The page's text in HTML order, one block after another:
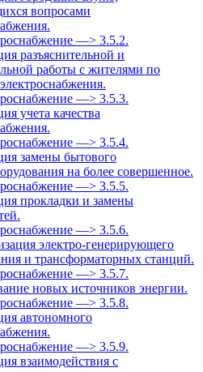
вопросами
—> 3.5.2.
разъяснительной и
работы с жителями по
—> 3.5.3.
учета качества
—> 3.5.4.
замены бытового
на более совершенное.
—> 3.5.5.
прокладки и замены
—> 3.5.6.
электро-генерирующего
и трансформаторных станций.
—> 3.5.7.
новых источников энергии.
—> 3.5.8.
автономного
—> 3.5.9.
взаимодействия с